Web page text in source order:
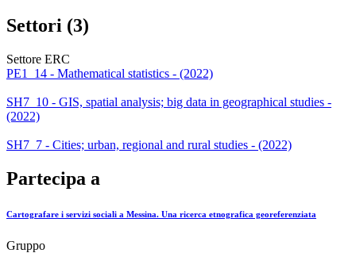
Settori (3)
Settore ERC
PE1_14 - Mathematical statistics - (2022)
SH7_10 - GIS, spatial analysis; big data in geographical studies -
(2022)
SH7_7 - Cities; urban, regional and rural studies - (2022)
Partecipa a
Cartografare i servizi sociali a Messina. Una ricerca etnografica georeferenziata
Gruppo